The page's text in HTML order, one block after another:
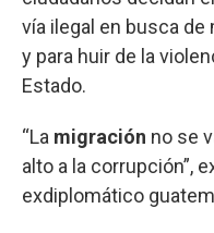
vía ilegal en busca
y para huir de la
Estado.
“La migración no se
alto a la corrupción”,
exdiplomático